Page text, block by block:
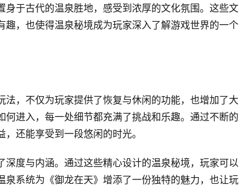
于古代的温泉胜地，感受到浓厚的文化氛围。这些文
，也使得温泉秘境成为玩家深入了解游戏世界的一个
法，不仅为玩家提供了恢复与休闲的功能，也增加了大
进入，每一处细节都充满了挑战和乐趣。通过不断的
还能享受到一段悠闲的时光。
度与内涵。通过这些精心设计的温泉秘境，玩家可以
系统为《御龙在天》增添了一份独特的魅力，也让玩